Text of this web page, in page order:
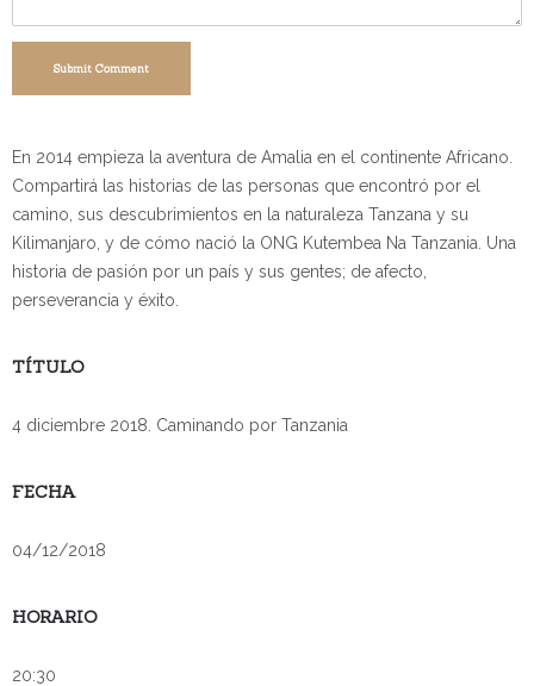
Submit Comment
En 2014 empieza la aventura de Amalia en el continente Africano.
Compartirá las historias de las personas que encontró por el
camino, sus descubrimientos en la naturaleza Tanzana y su
Kilimanjaro, y de cómo nació la ONG Kutembea Na Tanzania. Una
historia de pasión por un país y sus gentes; de afecto,
perseverancia y éxito.
TÍTULO
4 diciembre 2018. Caminando por Tanzania
FECHA
04/12/2018
HORARIO
20:30